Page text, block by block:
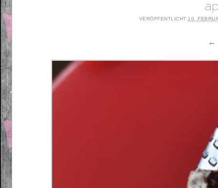
VERÖFFENTLICHT 10.
←